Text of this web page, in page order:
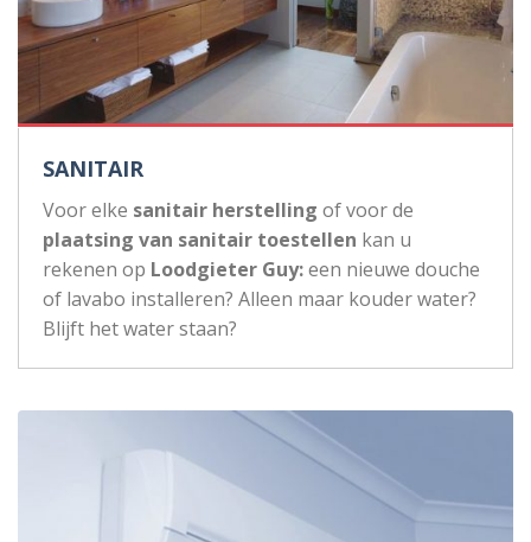
SANITAIR
Voor elke sanitair herstelling of voor de
plaatsing van sanitair toestellen kan u
rekenen op Loodgieter Guy:een nieuwe douche
of lavabo installeren? Alleen maar kouder water?
Blijft het water staan?